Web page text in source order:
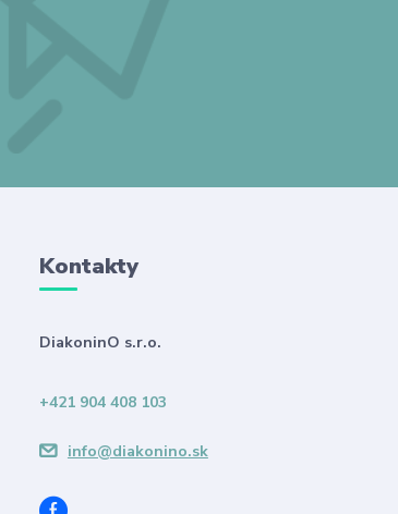
Kontakty
DiakoninO s.r.o.
+421 904 408 103
info@diakonino.sk